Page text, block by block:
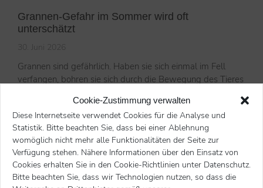
Cookie-Zustimmung verwalten
Diese Internetseite verwendet Cookies für die Analyse und
Statistik. Bitte beachten Sie, dass bei einer Ablehnung
womöglich nicht mehr alle Funktionalitäten der Seite zur
Verfügung stehen. Nähere Informationen über den Einsatz von
Cookies erhalten Sie in den Cookie-Richtlinien unter Datenschutz.
Bitte beachten Sie, dass wir Technologien nutzen, so dass die
Grannen-Gefahr im Sommer wird oft
unterschätzt
Grannen sind gefährlich. Haben sie sich einmal im Fell
verfangen, bohren sie sich durch die Bewegung des Tieres
schützen kannst.
lesen
Meerschweinchen vor Hitze schützen